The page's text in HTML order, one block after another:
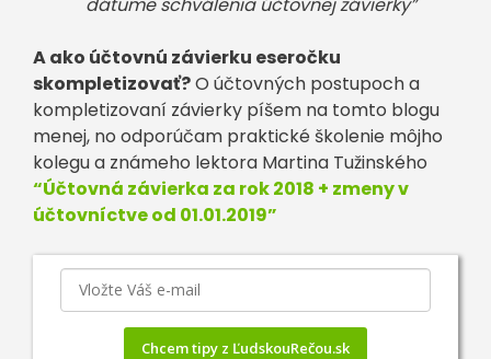
A ako účtovnú závierku eseročku
skompletizovať?O účtovných postupoch a
kompletizovaní závierky píšem na tomto blogu
menej, no odporúčam praktické školenie môjho
kolegu a známeho lektora Martina Tužinského
“Účtovná závierka za rok 2018 + zmeny v
účtovníctve od 01.01.2019”
Chcem tipy z ĽudskouRečou.sk